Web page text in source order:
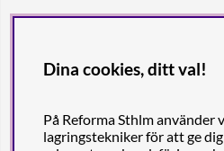
Dina cookies, ditt val!
På Reforma Sthlm använder
lagringstekniker för att ge